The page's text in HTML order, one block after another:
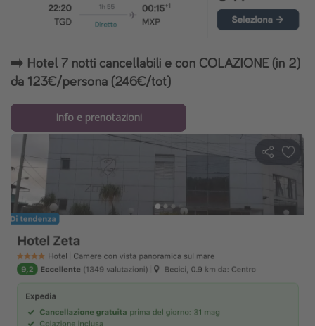
➡️ Hotel 7 notti cancellabili e con COLAZIONE (in 2)
da 123€/persona (246€/tot)
Info e prenotazioni